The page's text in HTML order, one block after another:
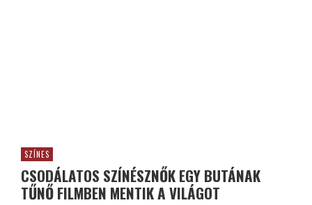
SZÍNES
CSODÁLATOS SZÍNÉSZNŐK EGY BUTÁNAK
TŰNŐ FILMBEN MENTIK A VILÁGOT